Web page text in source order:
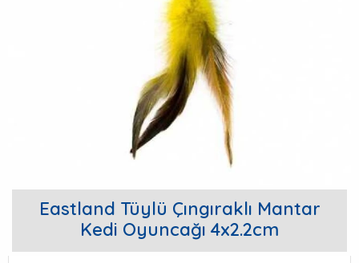
Eastland Tüylü Çıngıraklı Mantar
Kedi Oyuncağı 4x2.2cm